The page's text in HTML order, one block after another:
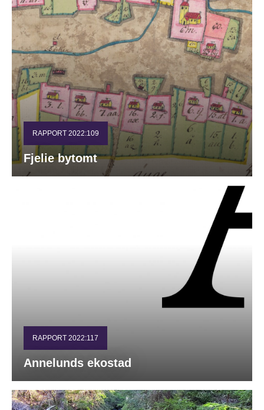
RAPPORT 2022:109
Fjelie bytomt
RAPPORT 2022:117
Annelunds ekostad